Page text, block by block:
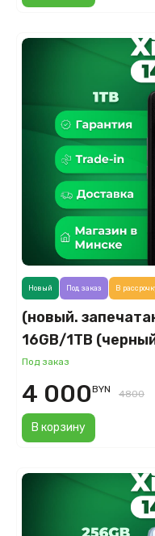
(новый.
16GB/1TB
Под заказ
В корзину
Новый Под заказ В
4 000BYN 4800